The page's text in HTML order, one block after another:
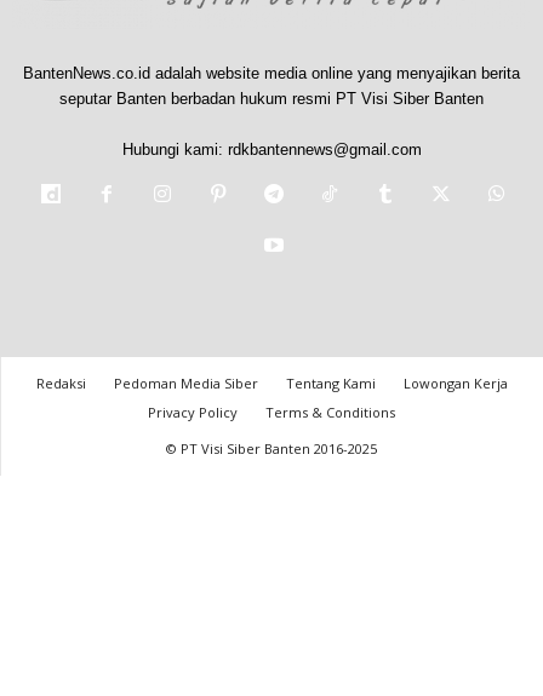
BantenNews.co.id adalah website media online yang menyajikan berita
seputar Banten berbadan hukum resmi PT Visi Siber Banten
Hubungi kami: rdkbantennews@gmail.com
Redaksi Pedoman Media Siber Tentang Kami
Lowongan Kerja
Privacy Policy
Terms & Conditions
© PT Visi Siber Banten 2016-2025